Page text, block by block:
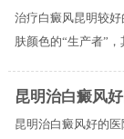
治疗白癜风昆明较
肤颜色的“生产者”
昆明治白癜风
昆明治白癜风好的